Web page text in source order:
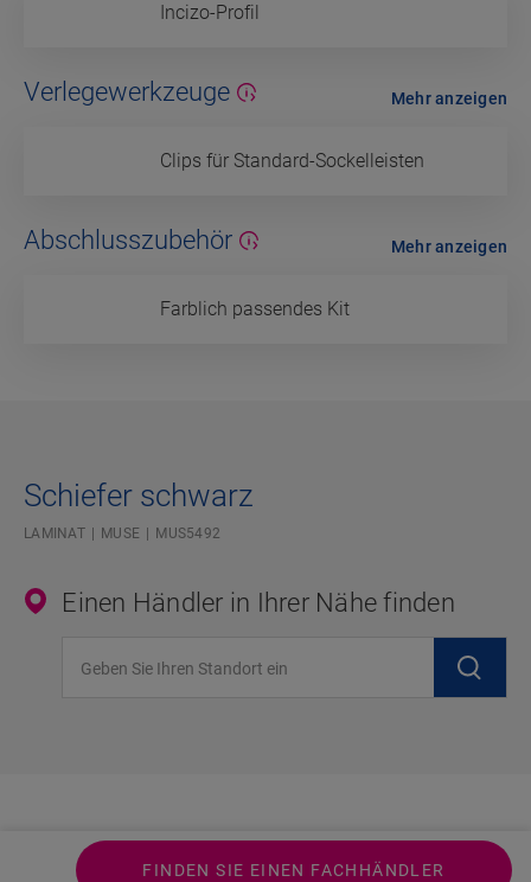
Incizo-Profil
Verlegewerkzeuge
Clips für Standard-Sockelleisten
Mehr anzeigen
Abschlusszubehör
Farblich passendes Kit
Mehr anzeigen
Schiefer schwarz
LAMINAT MUSE MUS5492
Einen Händler in Ihrer Nähe finden
FINDEN SIE EINEN FACHHÄNDLER